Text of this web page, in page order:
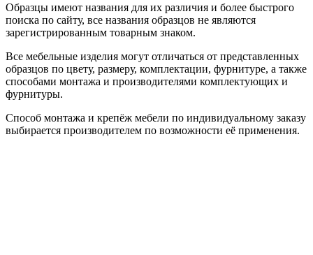
Образцы имеют названия для их различия и более быстрого
поиска по сайту, все названия образцов не являются
зарегистрированным товарным знаком.
Все мебельные изделия могут отличаться от представленных
образцов по цвету, размеру, комплектации, фурнитуре, а также
способами монтажа и производителями комплектующих и
фурнитуры.
Способ монтажа и крепёж мебели по индивидуальному заказу
выбирается производителем по возможности её применения.